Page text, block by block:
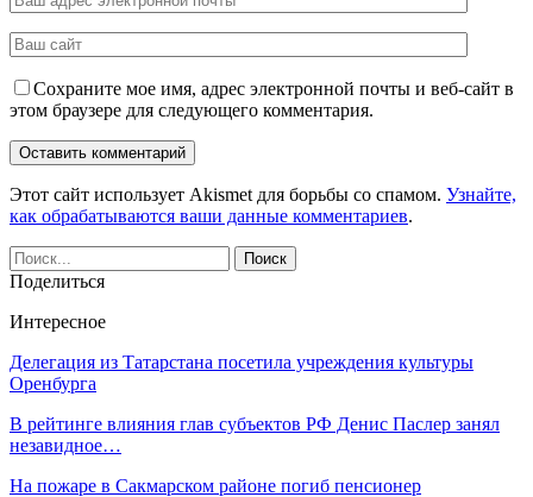
Сохраните мое имя, адрес электронной почты и веб-сайт в
этом браузере для следующего комментария.
Этот сайт использует Akismet для борьбы со спамом. Узнайте,
как обрабатываются ваши данные комментариев.
Поделиться
Интересное
Делегация из Татарстана посетила учреждения культуры
Оренбурга
В рейтинге влияния глав субъектов РФ Денис Паслер занял
незавидное…
На пожаре в Сакмарском районе погиб пенсионер